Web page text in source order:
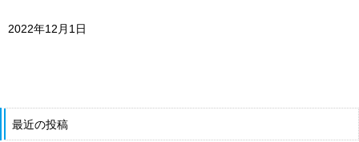
2022年12月1日
最近の投稿